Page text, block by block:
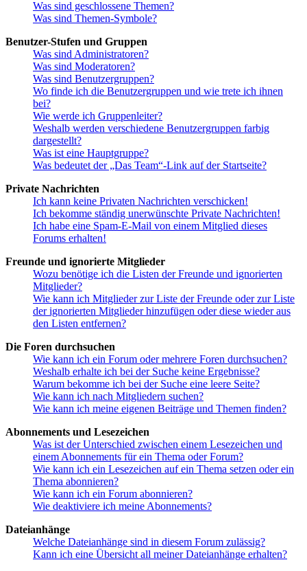
Was sind geschlossene Themen?
Was sind Themen-Symbole?
Benutzer-Stufen und Gruppen
Was sind Administratoren?
Was sind Moderatoren?
Was sind Benutzergruppen?
Wo finde ich die Benutzergruppen und wie trete ich ihnen
bei?
Wie werde ich Gruppenleiter?
Weshalb werden verschiedene Benutzergruppen farbig
dargestellt?
Was ist eine Hauptgruppe?
Was bedeutet der „Das Team“-Link auf der Startseite?
Private Nachrichten
Ich kann keine Privaten Nachrichten verschicken!
Ich bekomme ständig unerwünschte Private Nachrichten!
Ich habe eine Spam-E-Mail von einem Mitglied dieses
Forums erhalten!
Freunde und ignorierte Mitglieder
Wozu benötige ich die Listen der Freunde und ignorierten
Mitglieder?
Wie kann ich Mitglieder zur Liste der Freunde oder zur Liste
der ignorierten Mitglieder hinzufügen oder diese wieder aus
den Listen entfernen?
Die Foren durchsuchen
Wie kann ich ein Forum oder mehrere Foren durchsuchen?
Weshalb erhalte ich bei der Suche keine Ergebnisse?
Warum bekomme ich bei der Suche eine leere Seite?
Wie kann ich nach Mitgliedern suchen?
Wie kann ich meine eigenen Beiträge und Themen finden?
Abonnements und Lesezeichen
Was ist der Unterschied zwischen einem Lesezeichen und
einem Abonnements für ein Thema oder Forum?
Wie kann ich ein Lesezeichen auf ein Thema setzen oder ein
Thema abonnieren?
Wie kann ich ein Forum abonnieren?
Wie deaktiviere ich meine Abonnements?
Dateianhänge
Welche Dateianhänge sind in diesem Forum zulässig?
Kann ich eine Übersicht all meiner Dateianhänge erhalten?